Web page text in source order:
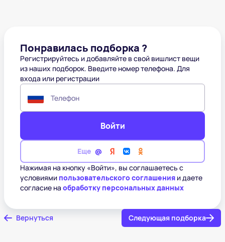
Понравилась подборка ?
Регистрируйтесь и добавляйте в свой вишлист вещи
из наших подборок. Введите номер телефона. Для
входа или регистрации
Телефон
Войти
Еще
Нажимая на кнопку «Войти», вы соглашаетесь с
условиями пользовательского соглашения и даете
согласие на обработку персональных данных
Вернуться Следующая подборка